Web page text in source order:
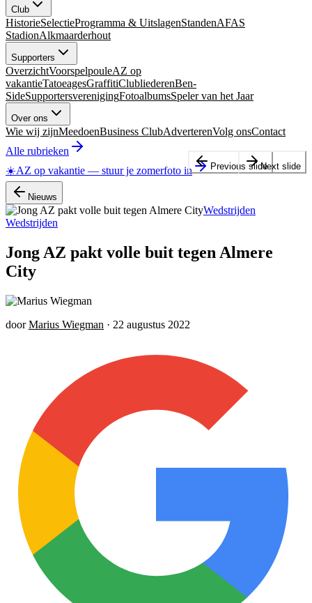
Club
HistorieSelectieProgramma & UitslagenStandenAFAS
StadionAlkmaarderhout
Supporters
OverzichtVoorspelpouleAZ op
vakantieTatoeagesGraffitiClubliederenBen-
SideSupportersverenigingFotoalbumsSpeler van het Jaar
Over ons
Wie wij zijnMeedoenBusiness ClubAdverterenVolg onsContact
Alle rubrieken
☀️AZ op vakantie — stuur je zomerfoto in
Nieuws
Wedstrijden
Wedstrijden
Jong AZ pakt volle buit tegen Almere
City
door Marius Wiegman · 22 augustus 2022
Previous slideNext slide